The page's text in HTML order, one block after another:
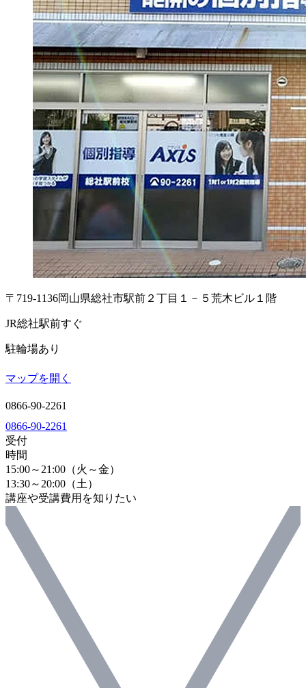
〒719-1136岡山県総社市駅前２丁目１－５ 荒木ビル１階
JR総社駅前すぐ
駐輪場あり
マップを開く
0866-90-2261
0866-90-2261
受付
時間
15:00～21:00（火～金）
13:30～20:00（土）
講座や受講費用を知りたい